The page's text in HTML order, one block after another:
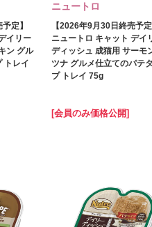
定】
イリー
ン グル
トレイ
ニュートロ
【2026年9月30日終売予定
ニュートロ キャット デイ
ディッシュ 成猫用 サーモ
ツナ グルメ仕立てのパテ
プ トレイ 75g
[会員のみ価格公開]